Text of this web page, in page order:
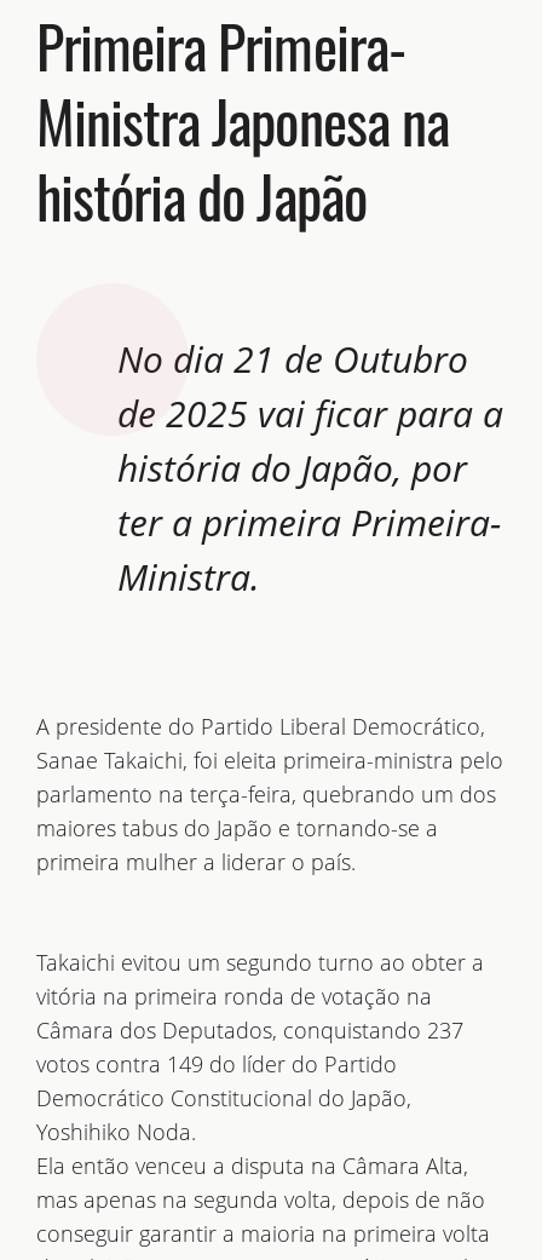
Primeira Primeira-
Ministra Japonesa na
história do Japão
No dia 21 de Outubro
de 2025 vai ficar para a
história do Japão, por
ter a primeira Primeira-
Ministra.
A presidente do Partido Liberal Democrático,
Sanae Takaichi, foi eleita primeira-ministra pelo
parlamento na terça-feira, quebrando um dos
maiores tabus do Japão e tornando-se a
primeira mulher a liderar o país.
Takaichi evitou um segundo turno ao obter a
vitória na primeira ronda de votação na
Câmara dos Deputados, conquistando 237
votos contra 149 do líder do Partido
Democrático Constitucional do Japão,
Yoshihiko Noda.
Ela então venceu a disputa na Câmara Alta,
mas apenas na segunda volta, depois de não
conseguir garantir a maioria na primeira volta